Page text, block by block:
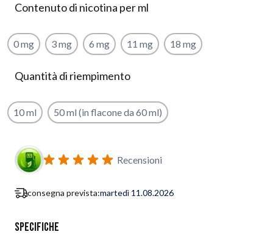
Contenuto di nicotina per ml
0 mg 3 mg 6 mg 11 mg 18 mg
Quantità di riempimento
10 ml 50 ml (in flacone da 60 ml)
Iscriviti al modulo di notifica ritorno in stock
Recensioni
consegna prevista:martedì 11.08.2026
Specifiche